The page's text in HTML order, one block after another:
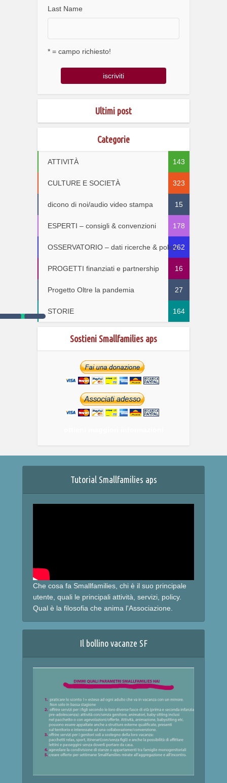
Last Name
* = campo richiesto!
Ultimi post
Categorie
ATTIVITÀ 143
CULTURE E SOCIETÀ 323
dicono di noi/audio video stampa 15
ESPERTI – consigli & convenzioni 178
OSSERVATORIO – dati ricerche & policy262
PROGETTI finanziati e partnership 16
Progetto Oltre la pandemia 27
STORIE 164
Sostieni Smallfamilies aps
Tutorial Smallfamilies aps
Che cosa fa Smallfamilies, chi è il suo principale
utente, quali le principali attività, servizi, policy.
Qual è la filosofia che anima l'Associazione.
Il bollino vacanze SF